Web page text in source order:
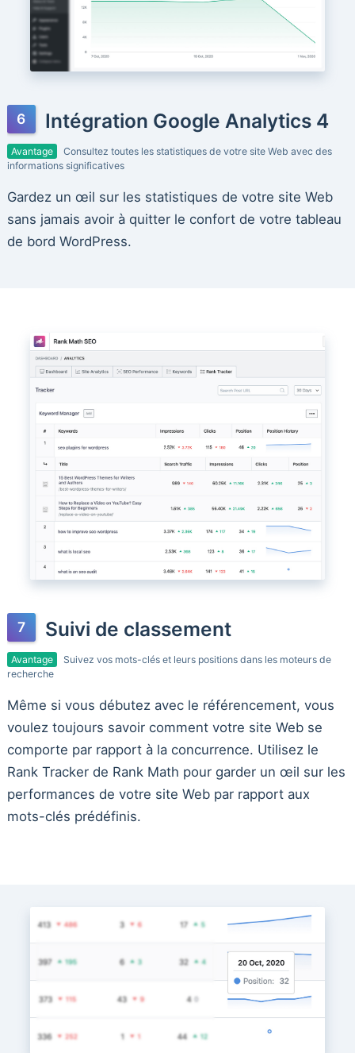
Intégration Google Analytics 4
Avantage
Consultez toutes les statistiques de votre site Web avec des
informations significatives
Gardez un œil sur les statistiques de votre site Web
sans jamais avoir à quitter le confort de votre tableau
de bord WordPress.
Suivi de classement
Avantage
Suivez vos mots-clés et leurs positions dans les moteurs de
recherche
Même si vous débutez avec le référencement, vous
voulez toujours savoir comment votre site Web se
comporte par rapport à la concurrence. Utilisez le
Rank Tracker de Rank Math pour garder un œil sur les
performances de votre site Web par rapport aux
mots-clés prédéfinis.